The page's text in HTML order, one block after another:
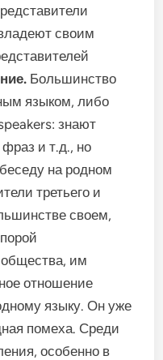
своим
Большинство
языком, либо
знают
и т.д., но
на родном
третьего и
своем,
им
отношение
языку. Он уже
помеха. Среди
особенно в